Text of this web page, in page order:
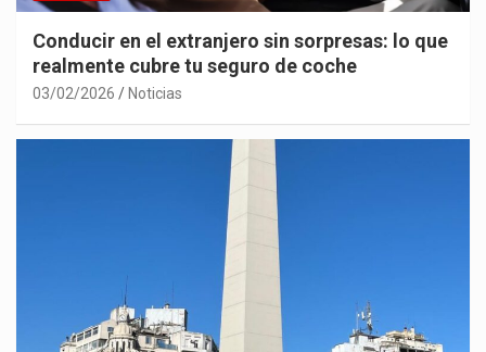
Conducir en el extranjero sin sorpresas: lo que
realmente cubre tu seguro de coche
03/02/2026 Noticias